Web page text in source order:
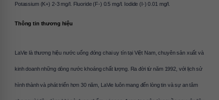
Potassium (K+) 2-3 mg/l. Fluoride (F-) 0.5 mg/l. Iodide (I-) 0.01 mg/l.
Thông tin thương hiệu
LaVie là thương hiệu nước uống đóng chai uy tín tại Việt Nam, chuyên sản xuất và
kinh doanh những dòng nước khoáng chất lượng. Ra đời từ năm 1992, với lịch sử
hình thành và phát triển hơn 30 năm, LaVie luôn mang đến lòng tin và sự an tâm